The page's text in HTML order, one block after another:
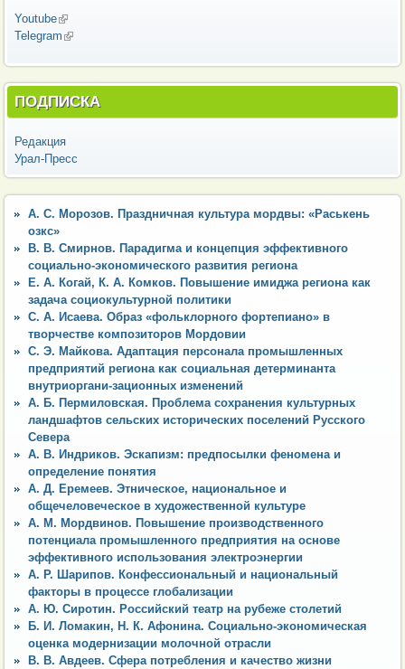
Youtube(внешняя ссылка)
Telegram (внешняя ссылка)
ПОДПИСКА
Редакция
Урал-Пресс
А. С. Морозов. Праздничная культура мордвы: «Раськень
озкс»
В. В. Смирнов. Парадигма и концепция эффективного
социально-экономического развития региона
Е. А. Когай, К. А. Комков. Повышение имиджа региона как
задача социокультурной политики
С. А. Исаева. Образ «фольклорного фортепиано» в
творчестве композиторов Мордовии
С. Э. Майкова. Адаптация персонала промышленных
предприятий региона как социальная детерминанта
внутриоргани-зационных изменений
А. Б. Пермиловская. Проблема сохранения культурных
ландшафтов сельских исторических поселений Русского
Севера
А. В. Индриков. Эскапизм: предпосылки феномена и
определение понятия
А. Д. Еремеев. Этническое, национальное и
общечеловеческое в художественной культуре
А. М. Мордвинов. Повышение производственного
потенциала промышленного предприятия на основе
эффективного использования электроэнергии
А. Р. Шарипов. Конфессиональный и национальный
факторы в процессе глобализации
А. Ю. Сиротин. Российский театр на рубеже столетий
Б. И. Ломакин, Н. К. Афонина. Социально-экономическая
оценка модернизации молочной отрасли
В. В. Авдеев. Сфера потребления и качество жизни